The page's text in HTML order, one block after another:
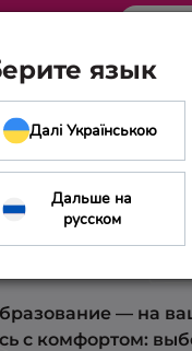
— на
с комфортом:
язык
Далі Українською
Дальше на
русском